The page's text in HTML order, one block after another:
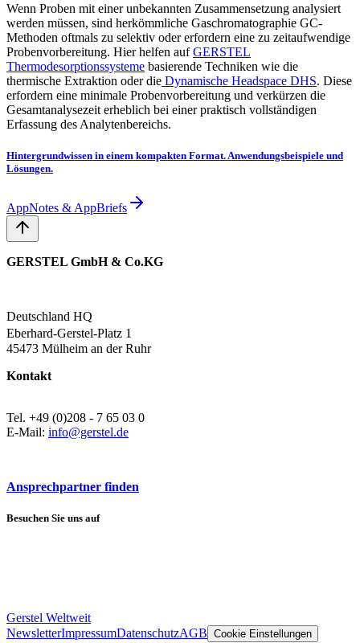
Wenn Proben mit einer unbekannten Zusammensetzung analysiert
werden müssen, sind herkömmliche Gaschromatographie GC-
Methoden oftmals zu selektiv oder erfordern eine zu zeitaufwendige
Probenvorbereitung. Hier helfen aufGERSTEL
Thermodesorptionssysteme basierende Techniken wie die
thermische Extraktion oder die Dynamische Headspace DHS. Diese
erfordern eine minimale Probenvorbereitung und verkürzen die
Gesamtanalysezeit erheblich bei einer praktisch vollständigen
Erfassung des Analytenbereichs.
Hintergrundwissen in einem kompakten Format. Anwendungsbeispiele und
Lösungen.
AppNotes & AppBriefs
GERSTEL GmbH & Co.KG
Deutschland HQ
Eberhard-Gerstel-Platz 1
45473 Mülheim an der Ruhr
Kontakt
Tel. +49 (0)208 - 7 65 03 0
E-Mail: info@gerstel.de
Ansprechpartner finden
Besuchen Sie uns auf
Gerstel Weltweit
NewsletterImpressumDatenschutzAGB Cookie Einstellungen